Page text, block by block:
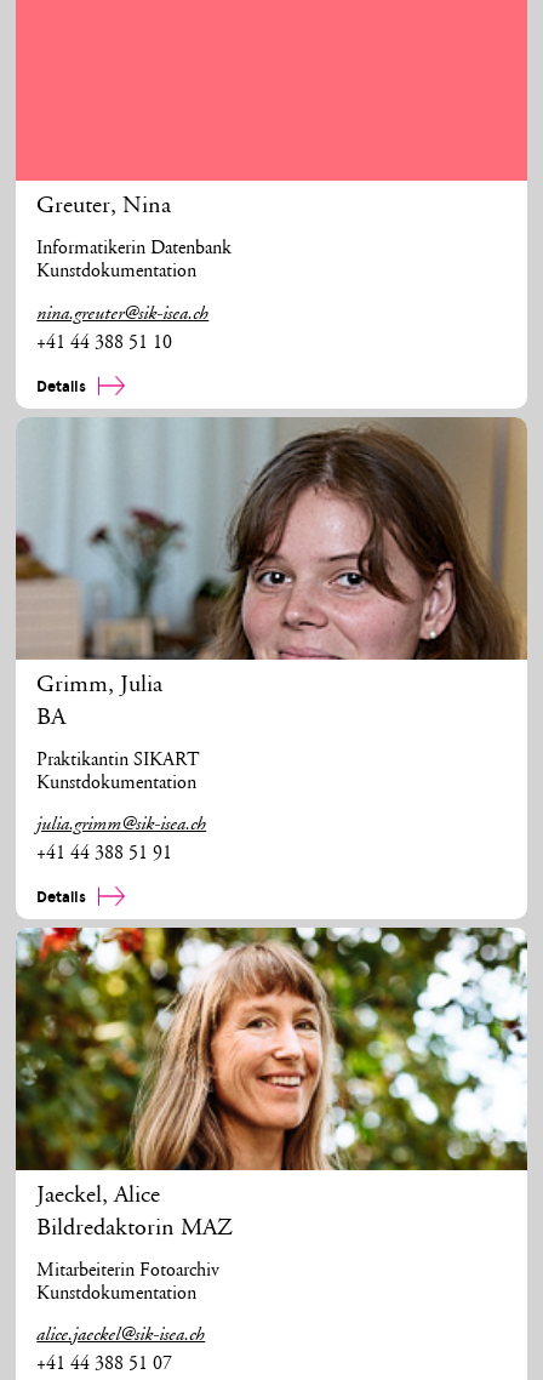
Greuter,Nina
Informatikerin Datenbank
Kunstdokumentation
nina.greuter@sik-isea.ch
+41 44 388 51 10
Details
Grimm, Julia
BA
Praktikantin SIKART
Kunstdokumentation
julia.grimm@sik-isea.ch
+41 44 388 51 91
Details
Jaeckel,Alice
Bildredaktorin MAZ
Mitarbeiterin Fotoarchiv
Kunstdokumentation
alice.jaeckel@sik-isea.ch
+41 44 388 51 07